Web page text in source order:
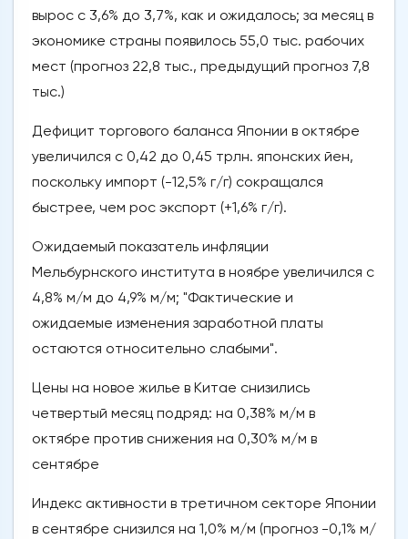
вырос с 3,6% до 3,7%, как и ожидалось; за месяц в
экономике страны появилось 55,0 тыс. рабочих
мест (прогноз 22,8 тыс., предыдущий прогноз 7,8
тыс.)
Дефицит торгового баланса Японии в октябре
увеличился с 0,42 до 0,45 трлн. японских йен,
поскольку импорт (-12,5% г/г) сокращался
быстрее, чем рос экспорт (+1,6% г/г).
Ожидаемый показатель инфляции
Мельбурнского института в ноябре увеличился с
4,8% м/м до 4,9% м/м; "Фактические и
ожидаемые изменения заработной платы
остаются относительно слабыми".
Цены на новое жилье в Китае снизились
четвертый месяц подряд: на 0,38% м/м в
октябре против снижения на 0,30% м/м в
сентябре
Индекс активности в третичном секторе Японии
в сентябре снизился на 1,0% м/м (прогноз -0,1% м/